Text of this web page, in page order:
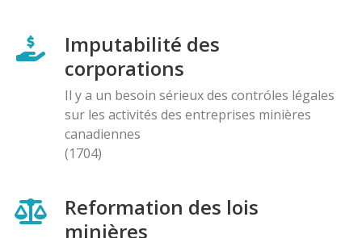
Imputabilité des
corporations
Il y a un besoin sérieux des contróles légales
sur les activités des entreprises minières
canadiennes
(1704)
Reformation des lois
minières